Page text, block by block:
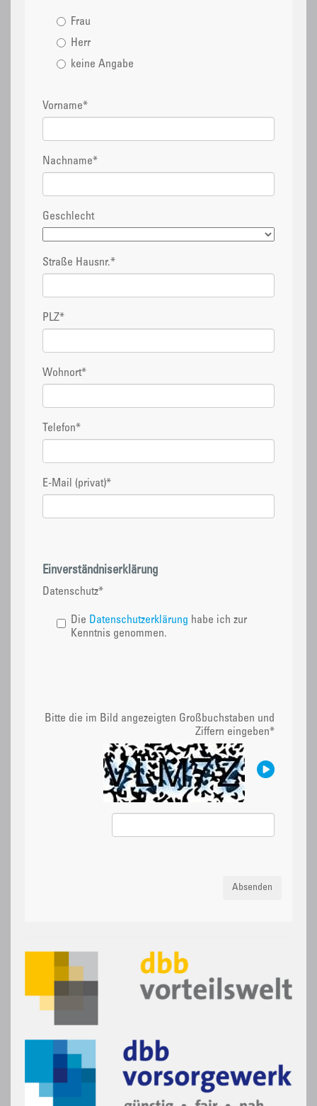
Frau
Herr
keine Angabe
Vorname*
Nachname*
Geschlecht
Straße Hausnr.*
PLZ*
Wohnort*
Telefon*
E-Mail (privat)*
Einverständniserklärung
Datenschutz*
Die Datenschutzerklärung habe ich zur
Kenntnis genommen.
Bitte die im Bild angezeigten Großbuchstaben und
Ziffern eingeben*
Absenden